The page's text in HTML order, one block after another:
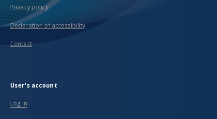
Privacy policy
Declaration of accessibility
Contact
User's account
Log in